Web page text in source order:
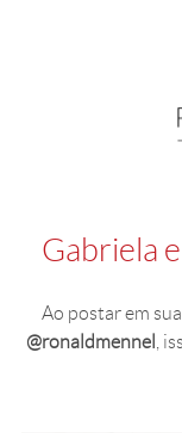
Gabriela
Ao postar em
@ronaldmennel
,